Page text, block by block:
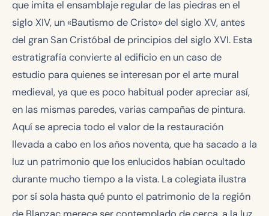
que imita el ensamblaje regular de las piedras en el
siglo XIV, un «Bautismo de Cristo» del siglo XV, antes
del gran San Cristóbal de principios del siglo XVI. Esta
estratigrafía convierte al edificio en un caso de
estudio para quienes se interesan por el arte mural
medieval, ya que es poco habitual poder apreciar así,
en las mismas paredes, varias campañas de pintura.
Aquí se aprecia todo el valor de la restauración
llevada a cabo en los años noventa, que ha sacado a la
luz un patrimonio que los enlucidos habían ocultado
durante mucho tiempo a la vista. La colegiata ilustra
por sí sola hasta qué punto el patrimonio de la región